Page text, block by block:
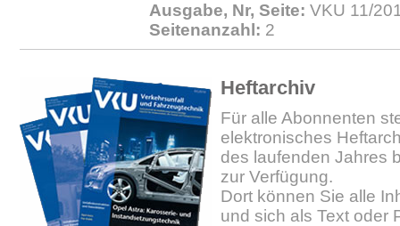
Ausgabe, Nr, Seite: VKU 11/
Seitenanzahl: 2
Heftarchiv
Für alle Abonnenten
elektronisches
des laufenden Jahres
zur Verfügung.
Dort können Sie alle
und sich als Text oder